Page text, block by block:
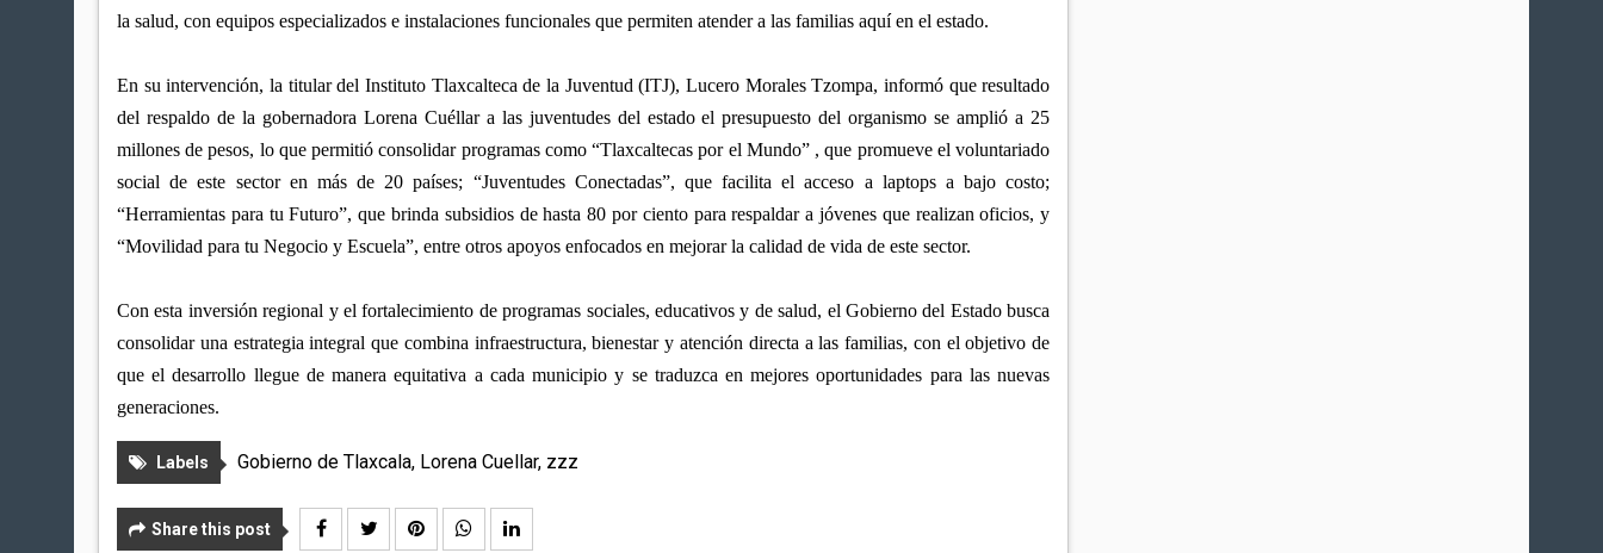
la salud, con equipos especializados e instalaciones funcionales que permiten atender a las familias aquí en el estado.
En su intervención, la titular del Instituto Tlaxcalteca de la Juventud (ITJ), Lucero Morales Tzompa, informó que resultado
del respaldo de la gobernadora Lorena Cuéllar a las juventudes del estado el presupuesto del organismo se amplió a 25
millones de pesos, lo que permitió consolidar programas como “Tlaxcaltecas por el Mundo” , que promueve el voluntariado
social de este sector en más de 20 países; “Juventudes Conectadas”, que facilita el acceso a laptops a bajo costo;
“Herramientas para tu Futuro”, que brinda subsidios de hasta 80 por ciento para respaldar a jóvenes que realizan oficios, y
“Movilidad para tu Negocio y Escuela”, entre otros apoyos enfocados en mejorar la calidad de vida de este sector.
Con esta inversión regional y el fortalecimiento de programas sociales, educativos y de salud, el Gobierno del Estado busca
consolidar una estrategia integral que combina infraestructura, bienestar y atención directa a las familias, con el objetivo de
que el desarrollo llegue de manera equitativa a cada municipio y se traduzca en mejores oportunidades para las nuevas
generaciones.
Labels Gobierno de Tlaxcala, Lorena Cuellar, zzz
Share this post